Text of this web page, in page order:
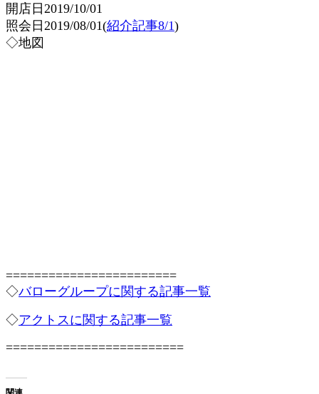
開店日2019/10/01
照会日2019/08/01(紹介記事8/1)
◇地図
========================
◇バローグループに関する記事一覧
◇アクトスに関する記事一覧
=========================